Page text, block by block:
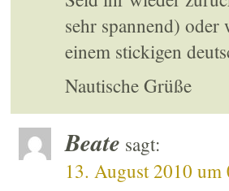
sehr spannend)
einem stickigen
Nautische Grüße
Beate sagt:
13. August 2010